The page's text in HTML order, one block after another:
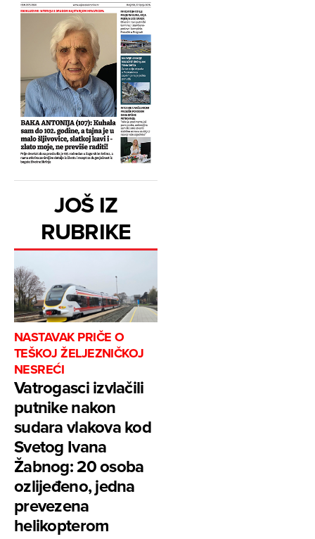
JOŠ IZ
RUBRIKE
NASTAVAK PRIČE O
TEŠKOJ ŽELJEZNIČKOJ
NESREĆI
Vatrogasci izvlačili
putnike nakon
sudara vlakova kod
Svetog Ivana
Žabnog: 20 osoba
ozlijeđeno, jedna
prevezena
helikopterom